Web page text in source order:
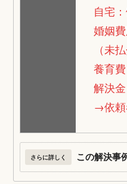
自宅
婚姻
（未
養育
解決
→依頼
さらに詳しく この解決事